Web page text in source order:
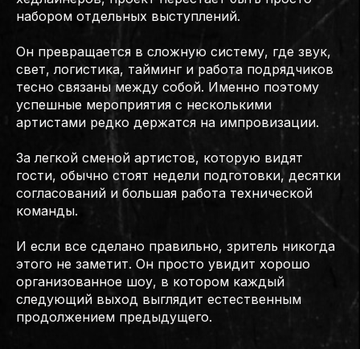
набором отдельных выступлений.
Он превращается в сложную систему, где звук,
свет, логистика, тайминг и работа подрядчиков
тесно связаны между собой. Именно поэтому
успешные мероприятия с несколькими
артистами редко держатся на импровизации.
За легкой сменой артистов, которую видят
гости, обычно стоят недели подготовки, десятки
согласований и большая работа технической
команды.
И если все сделано правильно, зритель никогда
этого не заметит. Он просто увидит хорошо
организованное шоу, в котором каждый
следующий выход выглядит естественным
продолжением предыдущего.